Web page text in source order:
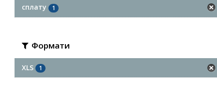
сплату 1
Формати
XLS 1